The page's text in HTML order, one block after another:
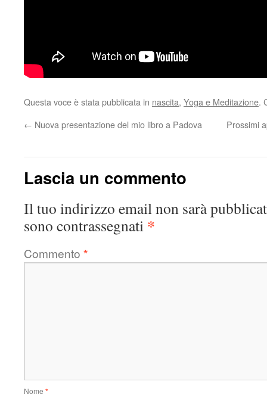
Questa voce è stata pubblicata in nascita, Yoga e Meditazione.
← Nuova presentazione del mio libro a Padova Prossimi
Lascia un commento
Il tuo indirizzo email non sarà
sono contrassegnati *
Commento *
Nome *